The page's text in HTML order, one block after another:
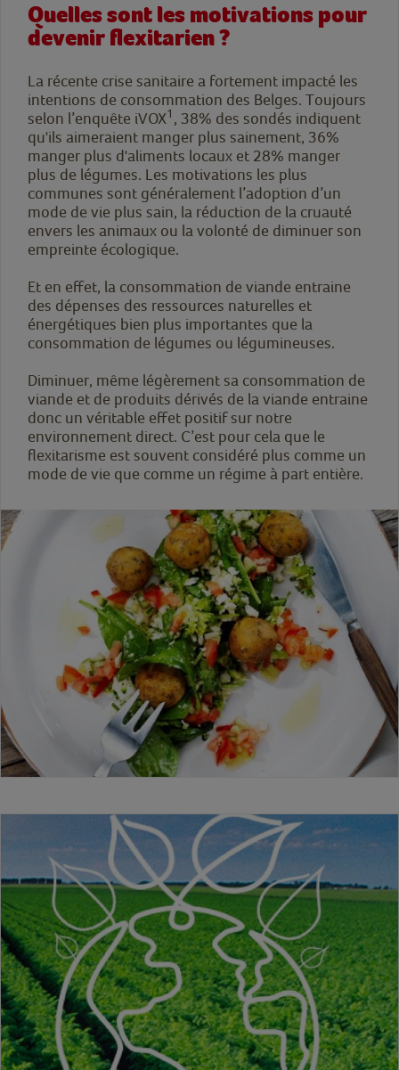
Quelles sont les motivations pour
devenir flexitarien ?
La récente crise sanitaire a fortement impacté les
intentions de consommation des Belges. Toujours
selon l’enquête iVOX1 , 38% des sondés indiquent
qu'ils aimeraient manger plus sainement, 36%
manger plus d'aliments locaux et 28% manger
plus de légumes. Les motivations les plus
communes sont généralement l’adoption d’un
mode de vie plus sain, la réduction de la cruauté
envers les animaux ou la volonté de diminuer son
empreinte écologique.
Et en effet, la consommation de viande entraine
des dépenses des ressources naturelles et
énergétiques bien plus importantes que la
consommation de légumes ou légumineuses.
Diminuer, même légèrement sa consommation de
viande et de produits dérivés de la viande entraine
donc un véritable effet positif sur notre
environnement direct. C’est pour cela que le
flexitarisme est souvent considéré plus comme un
mode de vie que comme un régime à part entière.